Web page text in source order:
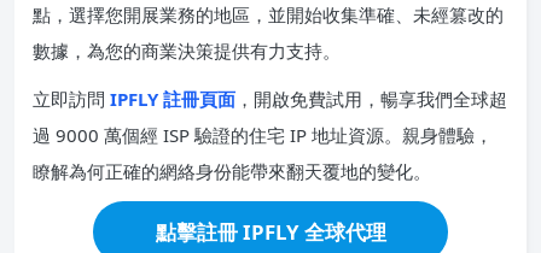
點，選擇您開展業務的地區，並開始收集準確、未經篡改的
數據，為您的商業決策提供有力支持。
立即訪問 IPFLY 註冊頁面 ，開啟免費試用，暢享我們全球超
過 9000 萬個經 ISP 驗證的住宅 IP 地址資源。親身體驗，
瞭解為何正確的網絡身份能帶來翻天覆地的變化。
點擊註冊 IPFLY 全球代理